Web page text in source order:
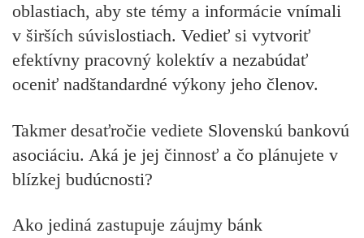
oblastiach, aby ste témy a informácie vnímali
v širších súvislostiach. Vedieť si vytvoriť
efektívny pracovný kolektív a nezabúdať
oceniť nadštandardné výkony jeho členov.
Takmer desaťročie vediete Slovenskú bankovú
asociáciu. Aká je jej činnosť a čo plánujete v
blízkej budúcnosti?
Ako jediná zastupuje záujmy bánk